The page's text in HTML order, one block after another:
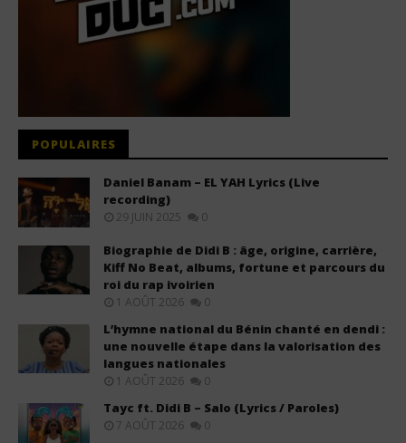
POPULAIRES
Daniel Banam – EL YAH Lyrics (Live
recording)
29 JUIN 2025 0
Biographie de Didi B : âge, origine, carrière,
Kiff No Beat, albums, fortune et parcours du
roi du rap ivoirien
1 AOÛT 2026 0
L’hymne national du Bénin chanté en dendi :
une nouvelle étape dans la valorisation des
langues nationales
1 AOÛT 2026 0
Tayc ft. Didi B – Salo (Lyrics / Paroles)
7 AOÛT 2026 0